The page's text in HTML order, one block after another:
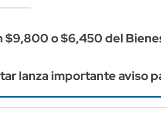
$9,800 o $6,450 del
lanza importante aviso